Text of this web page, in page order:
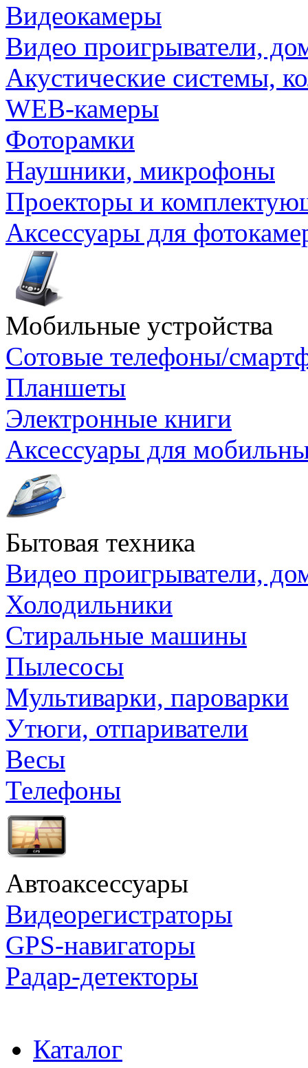
Видеокамеры
Видео проигрыватели,
Акустические системы,
WEB-камеры
Фоторамки
Наушники, микрофоны
Проекторы и
Аксессуары для
Мобильные устройства
Сотовые телефоны/
Планшеты
Электронные книги
Аксессуары для
Бытовая техника
Видео проигрыватели,
Холодильники
Стиральные машины
Пылесосы
Мультиварки, пароварки
Утюги, отпариватели
Весы
Телефоны
Автоаксессуары
Видеорегистраторы
GPS-навигаторы
Радар-детекторы
Каталог